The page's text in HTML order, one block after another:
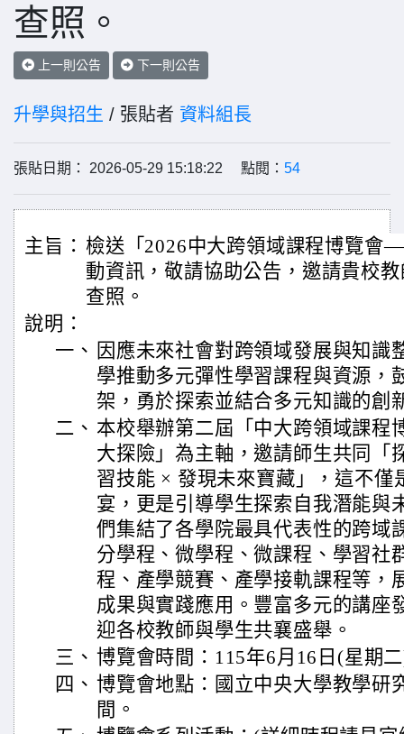
查照。
上一則公告 下一則公告
升學與招生 / 張貼者 資料組長
張貼日期： 2026-05-29 15:18:22 點閱： 54
主旨： 檢送「2026中大跨領域課程博覽會
動資訊，敬請協助公告，邀請貴校
查照。
說明：
一、 因應未來社會對跨領域發展與知識
學推動多元彈性學習課程與資源，
架，勇於探索並結合多元知識的創
二、 本校舉辦第二屆「中大跨領域課程
大探險」為主軸，邀請師生共同「
習技能 × 發現未來寶藏」，這不僅
宴，更是引導學生探索自我潛能與
們集結了各學院最具代表性的跨域
分學程、微學程、微課程、學習社
程、產學競賽、產學接軌課程等，
成果與實踐應用。豐富多元的講座
迎各校教師與學生共襄盛舉。
三、 博覽會時間：115年6月16日(星期
四、 博覽會地點：國立中央大學教學研
間。